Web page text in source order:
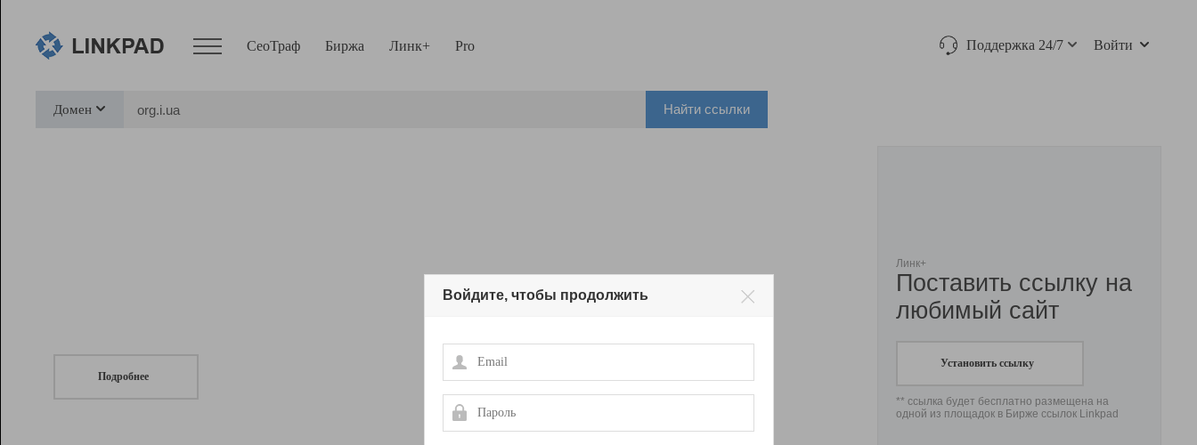
СеоТраф Биржа Линк+ Pro Поддержка 24/7 Войти
Домен Найти ссылки
Подробнее
Линк+
Поставить ссылку на
любимый сайт
Установить ссылку
** ссылка будет бесплатно размещена на
одной из площадок в Бирже ссылок Linkpad
Войдите, чтобы продолжить
Email
Пароль